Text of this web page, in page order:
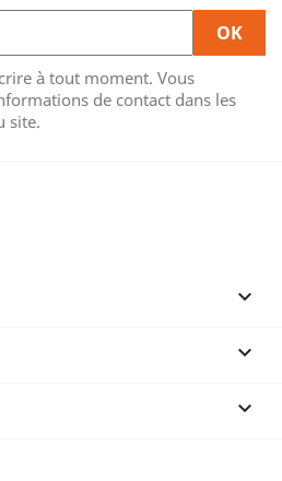
à tout moment. Vous
de contact dans les
site.


